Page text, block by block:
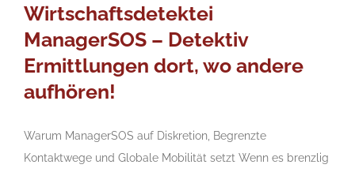
Wirtschaftsdetektei
ManagerSOS – Detektiv
Ermittlungen dort, wo andere
aufhören!
Warum ManagerSOS auf Diskretion, Begrenzte
Kontaktwege und Globale Mobilität setzt Wenn es brenzlig